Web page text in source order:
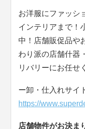
お洋服にファッシ
インテリアまで！
中！店舗販促品や
わり派の店舗什器
リバリーにお任せ
ー卸・仕入れサイ
https://
店舗物件がお決ま